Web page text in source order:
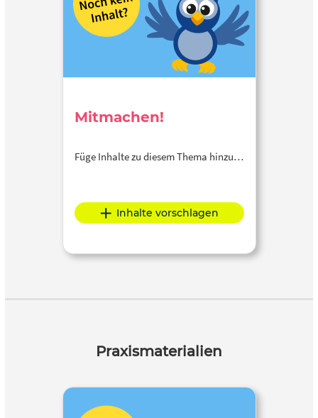
Mitmachen!
Füge Inhalte zu diesem Thema hinzu…
Inhalte vorschlagen
Praxismaterialien